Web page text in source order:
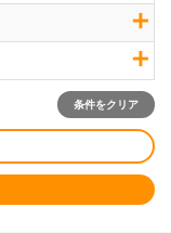
条件をクリア